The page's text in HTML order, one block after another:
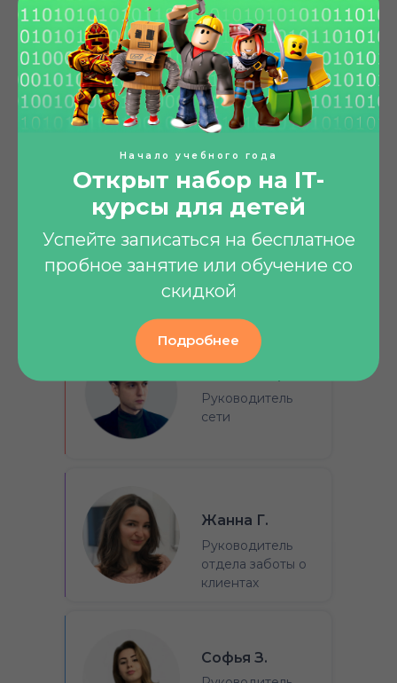
Новый материал закрепляется
благодаря практике: ребенок создает
игру, мультфильм или веб-сайт.
Наша команда
Вадим Б.
Руководитель
школы
Руководитель
сети
Жанна Г.
Руководитель
отдела заботы о
клиентах
Софья З.
Начало учебного года
Открыт набор на IT-
курсы для детей
Успейте записаться на бесплатное
пробное занятие или обучение со
скидкой
Подробнее